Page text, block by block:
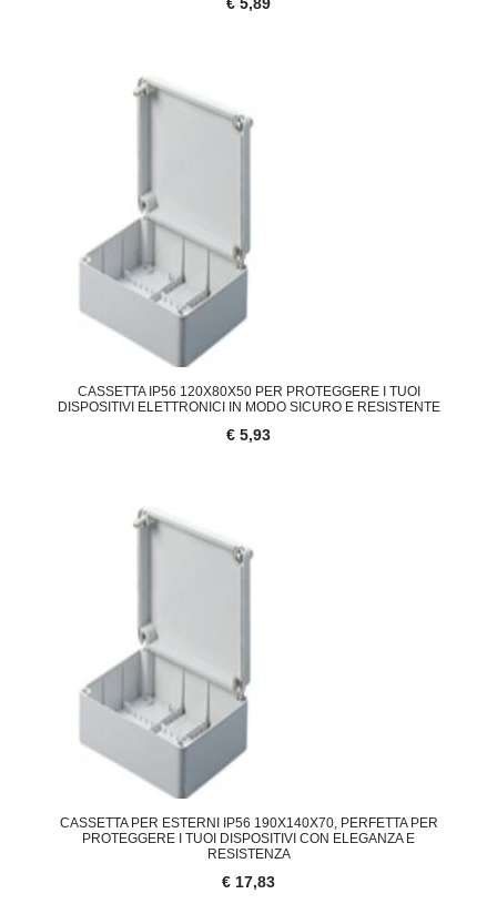
CASSETTA IP56 120X80X50 PER PROTEGGERE I TUOI
DISPOSITIVI ELETTRONICI IN MODO SICURO E RESISTENTE
€ 5,93
CASSETTA PER ESTERNI IP56 190X140X70, PERFETTA PER
PROTEGGERE I TUOI DISPOSITIVI CON ELEGANZA E
RESISTENZA
€ 17,83